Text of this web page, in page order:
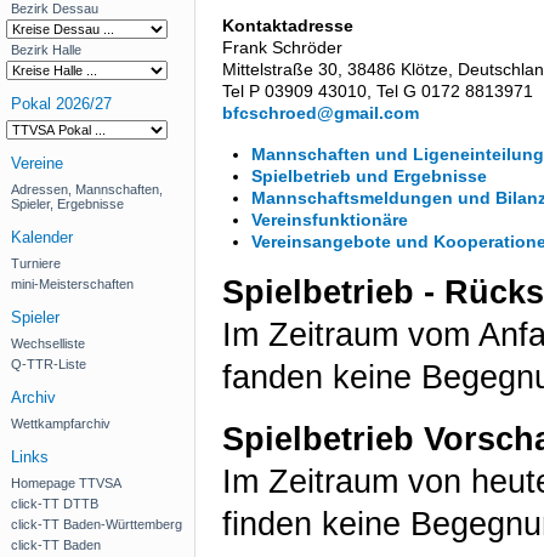
Bezirk Dessau
Bezirk Halle
Pokal 2026/27
Vereine
Adressen, Mannschaften,
Spieler, Ergebnisse
Kalender
Turniere
mini-Meisterschaften
Spieler
Wechselliste
Q-TTR-Liste
Archiv
Wettkampfarchiv
Links
Homepage TTVSA
click-TT DTTB
click-TT Baden-Württemberg
click-TT Baden
Kontaktadresse
Frank Schröder
Mittelstraße 30, 38486 Klötze,
Tel P 03909 43010, Tel G 0172 8813971
bfcschroed@gmail.com
Mannschaften und Ligeneinteilung
Spielbetrieb und Ergebnisse
Mannschaftsmeldungen und
Vereinsfunktionäre
Vereinsangebote und
Spielbetrieb -
Im Zeitraum vom
fanden keine
Spielbetrieb
Im Zeitraum von
finden keine